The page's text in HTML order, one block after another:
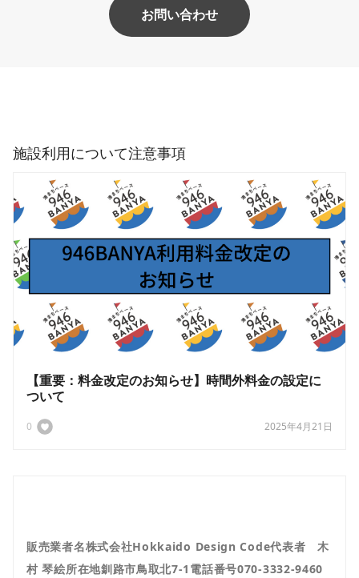
お問い合わせ
施設利用について注意事項
【重要：料金改定のお知らせ】時間外料金の設定に
ついて
0 2025年4月21日
販売業者名株式会社Hokkaido Design Code代表者 木
村 琴絵所在地釧路市鳥取北7-1電話番号070-3332-9460